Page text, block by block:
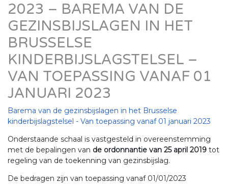
2023 – BAREMA VAN DE
GEZINSBIJSLAGEN IN HET
BRUSSELSE
KINDERBIJSLAGSTELSEL –
VAN TOEPASSING VANAF 01
JANUARI 2023
Barema van de gezinsbijslagen in het Brusselse
kinderbijslagstelsel - Van toepassing vanaf 01 januari 2023
Onderstaande schaal is vastgesteld in overeenstemming
met de bepalingen van de ordonnantie van 25 april 2019 tot
regeling van de toekenning van gezinsbijslag.
De bedragen zijn van toepassing vanaf 01/01/2023